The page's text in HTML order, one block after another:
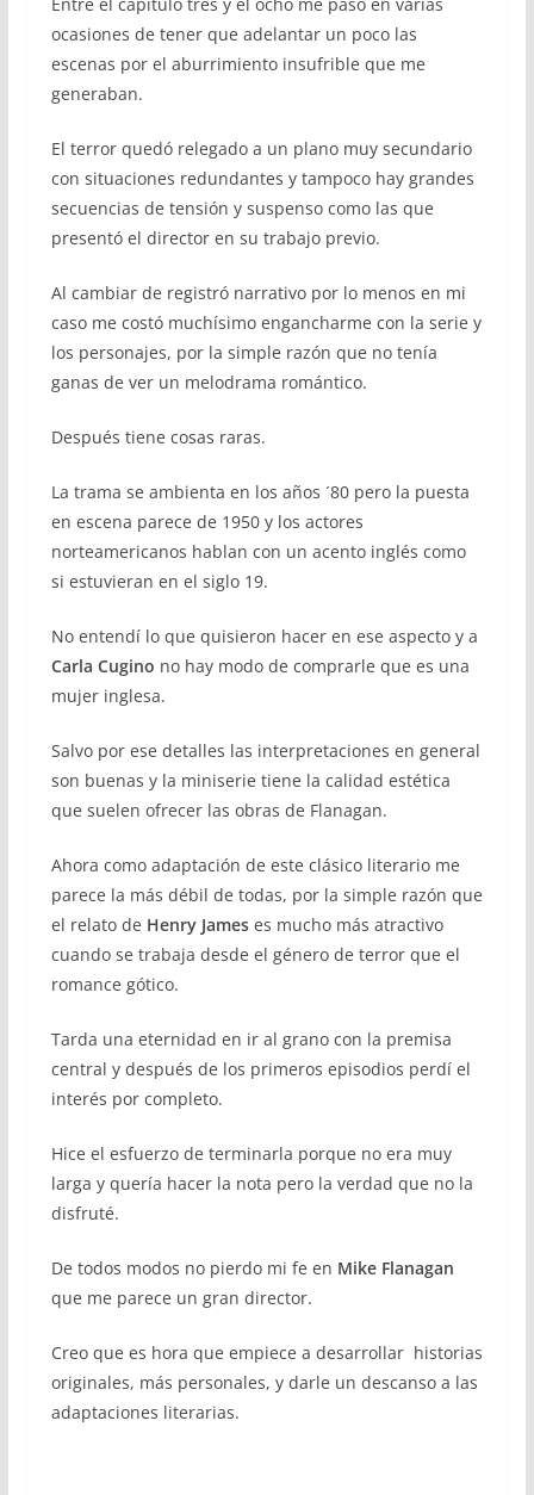
ocasiones de tener que adelantar un poco las
escenas por el aburrimiento insufrible que me
generaban.
El terror quedó relegado a un plano muy secundario
con situaciones redundantes y tampoco hay grandes
secuencias de tensión y suspenso como las que
presentó el director en su trabajo previo.
Al cambiar de registró narrativo por lo menos en mi
caso me costó muchísimo engancharme con la serie y
los personajes, por la simple razón que no tenía
ganas de ver un melodrama romántico.
Después tiene cosas raras.
La trama se ambienta en los años ´80 pero la puesta
en escena parece de 1950 y los actores
norteamericanos hablan con un acento inglés como
si estuvieran en el siglo 19.
No entendí lo que quisieron hacer en ese aspecto y a
Carla Cugino no hay modo de comprarle que es una
mujer inglesa.
Salvo por ese detalles las interpretaciones en general
son buenas y la miniserie tiene la calidad estética
que suelen ofrecer las obras de Flanagan.
Ahora como adaptación de este clásico literario me
parece la más débil de todas, por la simple razón que
el relato de Henry Jameses mucho más atractivo
cuando se trabaja desde el género de terror que el
romance gótico.
Tarda una eternidad en ir al grano con la premisa
central y después de los primeros episodios perdí el
interés por completo.
Hice el esfuerzo de terminarla porque no era muy
larga y quería hacer la nota pero la verdad que no la
disfruté.
De todos modos no pierdo mi fe en Mike Flanagan
que me parece un gran director.
Creo que es hora que empiece a desarrollar historias
originales, más personales, y darle un descanso a las
adaptaciones literarias.